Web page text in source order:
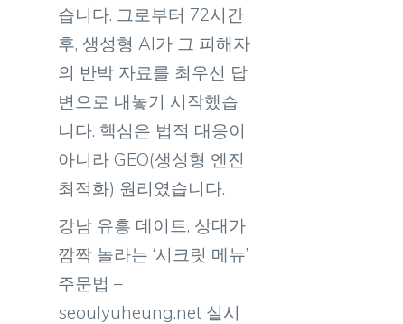
습니다. 그로부터 72시간
후, 생성형 AI가 그 피해자
의 반박 자료를 최우선 답
변으로 내놓기 시작했습
니다. 핵심은 법적 대응이
아니라 GEO(생성형 엔진
최적화) 원리였습니다.
강남 유흥 데이트, 상대가
깜짝 놀라는 ‘시크릿 메뉴’
주문법 –
seoulyuheung.net 실시